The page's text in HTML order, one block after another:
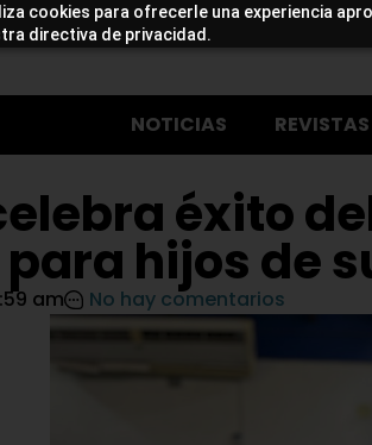
cookies para ofrecerle una experiencia
directiva de privacidad.
NOTICIAS REVISTAS
éxito
hijos de
am No hay comentarios